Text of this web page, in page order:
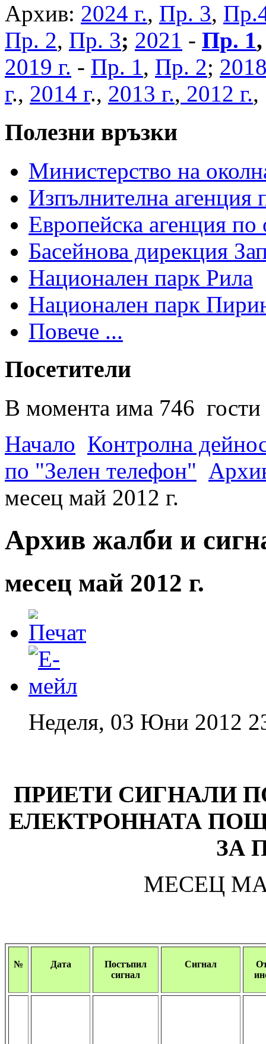
Архив: 2024 г., Пр. 3,
Пр. 2, Пр. 3; 2021 - Пр. 1
2019 г. - Пр. 1, Пр. 2;
г., 2014 г., 2013 г., 2012 г.
Полезни връзки
Министерство на
Изпълнителна агенция
Европейска агенция по
Басейнова дирекция
Национален парк Рила
Национален парк
Повече ...
Посетители
В момента има 746 гости
Начало Контролна
по "Зелен телефон"
месец май 2012 г.
Архив жалби и
месец май 2012 г.
Неделя, 03 Юни 2012
ПРИЕТИ СИГНАЛИ
ЕЛЕКТРОННАТА
ЗА
МЕСЕЦ
№ Дата
Постъпил
сигнал
Сигнал